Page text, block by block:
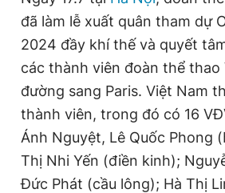
đã làm lễ xuất quân tham dự
2024 đầy khí thế và quyết
các thành viên đoàn thể thao
đường sang Paris. Việt Nam
thành viên, trong đó có 16
Ánh Nguyệt, Lê Quốc Phong
Thị Nhi Yến (điền kinh);
Đức Phát (cầu lông); Hà Thị